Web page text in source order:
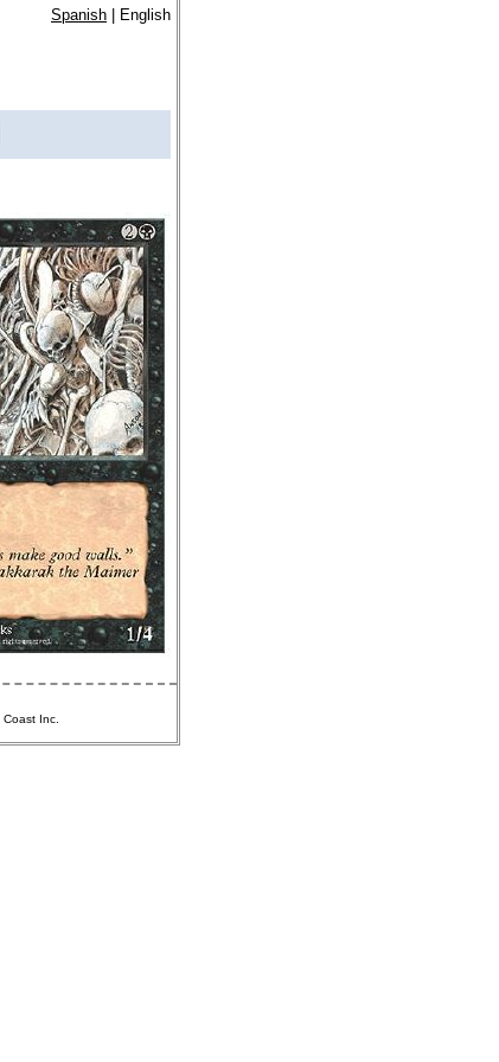
Spanish | English
Inc.